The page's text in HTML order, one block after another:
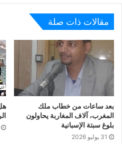
كرسي المشاهد دون أن يحرك
أوروبا عاجزة أمام الروس في
الخلاف الروسي الأوكراني تشرذما
سيطرة موسكو على شبه الجزيرة
الإتحاد الأوروبي أي تجاوب
العضو.
فشل الإتحاد في إقرار سياسة
رافض إحتضنت بروكسل جلسات و
مقالات ذات صلة
بعد ساعات من خطاب ملك
المغرب، آلاف المغاربة يحاولون
بلوغ سبتة الإسبانية
31 يوليو 2026